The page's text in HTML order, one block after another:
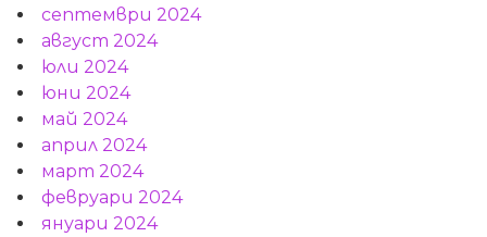
септември 2024
август 2024
юли 2024
юни 2024
май 2024
април 2024
март 2024
февруари 2024
януари 2024